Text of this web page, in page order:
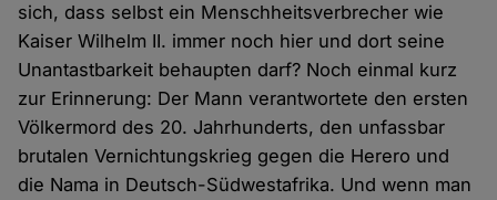
sich, dass selbst ein Menschheitsverbrecher wie
Kaiser Wilhelm II. immer noch hier und dort seine
Unantastbarkeit behaupten darf? Noch einmal kurz
zur Erinnerung: Der Mann verantwortete den ersten
Völkermord des 20. Jahrhunderts, den unfassbar
brutalen Vernichtungskrieg gegen die Herero und
die Nama in Deutsch-Südwestafrika. Und wenn man